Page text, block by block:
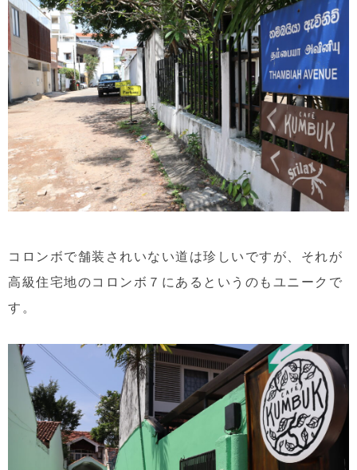
コロンボで舗装されいない道は珍しいですが、それが
高級住宅地のコロンボ７にあるというのもユニークで
す。